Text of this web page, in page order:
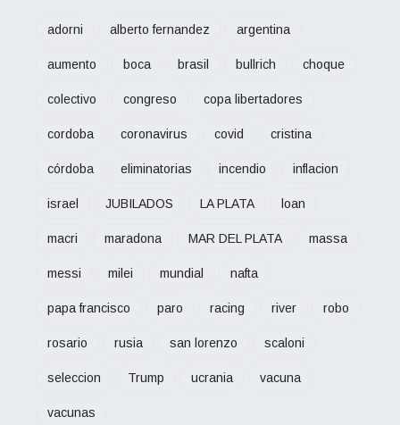
adorni alberto fernandez argentina
aumento boca brasil bullrich choque
colectivo congreso copa libertadores
cordoba coronavirus covid cristina
córdoba eliminatorias incendio inflacion
israel JUBILADOS LA PLATA loan
macri maradona MAR DEL PLATA massa
messi milei mundial nafta
papa francisco paro racing river robo
rosario rusia san lorenzo scaloni
seleccion Trump ucrania vacuna
vacunas